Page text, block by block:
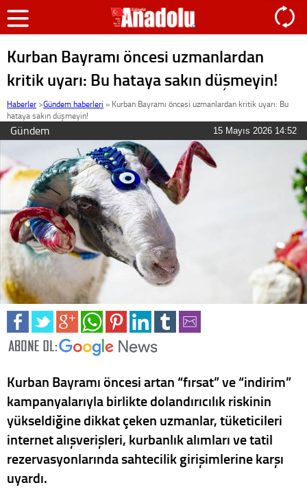
Kurban Bayramı öncesi uzmanlardan
kritik uyarı: Bu hataya sakın düşmeyin!
Haberler >Gündem haberleri » Kurban Bayramı öncesi uzmanlardan kritik uyarı: Bu
hataya sakın düşmeyin!
Gündem 15 Mayıs 2026 14:52
Kurban Bayramı öncesi artan “fırsat” ve “indirim”
kampanyalarıyla birlikte dolandırıcılık riskinin
yükseldiğine dikkat çeken uzmanlar, tüketicileri
internet alışverişleri, kurbanlık alımları ve tatil
rezervasyonlarında sahtecilik girişimlerine karşı
uyardı.